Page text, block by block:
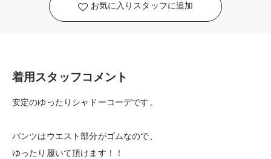
お気に入りスタッフに追加
着用スタッフコメント
安定のゆったりシャドーコーデです。
パンツはウエスト部分がゴムなので、
ゆったり履いて頂けます！！